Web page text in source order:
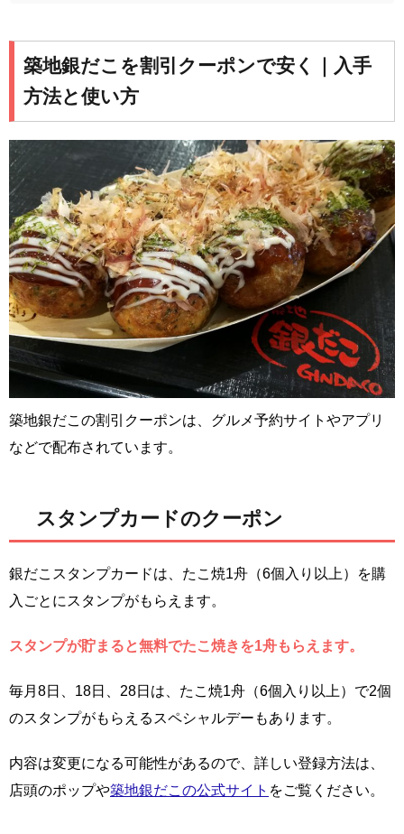
築地銀だこを割引クーポンで安く｜入手
方法と使い方
築地銀だこの割引クーポンは、グルメ予約サイトやアプリ
などで配布されています。
スタンプカードのクーポン
銀だこスタンプカードは、たこ焼1舟（6個入り以上）を購
入ごとにスタンプがもらえます。
スタンプが貯まると無料でたこ焼きを1舟もらえます。
毎月8日、18日、28日は、たこ焼1舟（6個入り以上）で2個
のスタンプがもらえるスペシャルデーもあります。
内容は変更になる可能性があるので、詳しい登録方法は、
店頭のポップや築地銀だこの公式サイト をご覧ください。